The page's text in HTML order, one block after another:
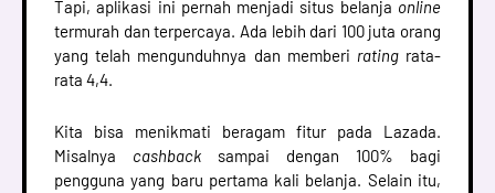
Tapi, aplikasi ini pernah menjadi situs belanja online
termurah dan terpercaya. Ada lebih dari 100 juta orang
yang telah mengunduhnya dan memberi ratingrata-
rata 4,4.
Kita bisa menikmati beragam fitur pada Lazada.
Misalnya cashback sampai dengan 100% bagi
pengguna yang baru pertama kali belanja. Selain itu,